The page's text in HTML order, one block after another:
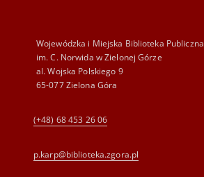
Wojewódzka i Miejska Biblioteka Publiczna
im. C. Norwida w Zielonej Górze
al. Wojska Polskiego 9
65-077 Zielona Góra
(+48) 68 453 26 06
p.karp@biblioteka.zgora.pl